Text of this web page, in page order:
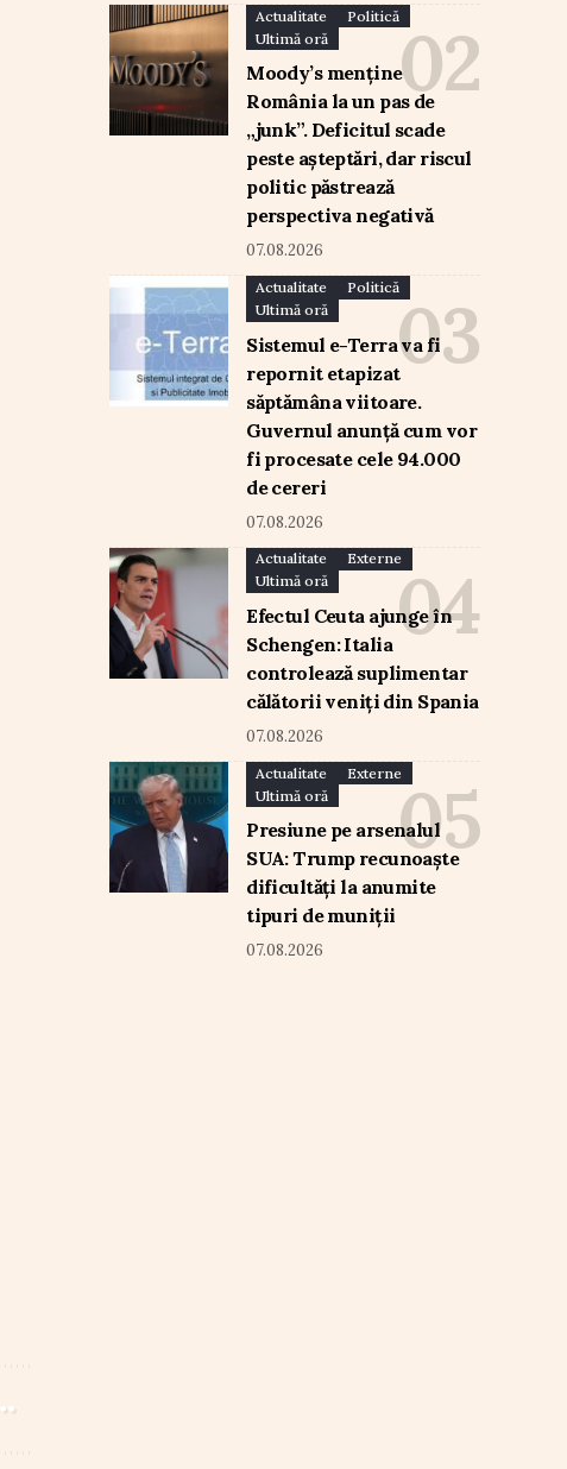
Actualitate
Politică
Ultimă oră
Moody’s menține
România la un pas de
„junk”. Deficitul scade
peste așteptări, dar riscul
politic păstrează
perspectiva negativă
07.08.2026
Actualitate
Politică
Ultimă oră
Sistemul e-Terra va fi
repornit etapizat
săptămâna viitoare.
Guvernul anunță cum vor
fi procesate cele 94.000
de cereri
07.08.2026
Actualitate
Externe
Ultimă oră
Efectul Ceuta ajunge în
Schengen: Italia
controlează suplimentar
călătorii veniți din Spania
07.08.2026
Actualitate
Externe
Ultimă oră
Presiune pe arsenalul
SUA: Trump recunoaște
dificultăți la anumite
tipuri de muniții
07.08.2026